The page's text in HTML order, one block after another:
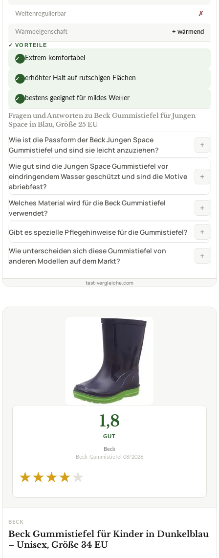
Weitenregulierbar ✗
Wärmeeigenschaft + wärmend
✓ VORTEILE
✓ Extrem komfortabel
✓ erhöhter Halt auf rutschigen Flächen
✓ bestens geeignet für mildes Wetter
Fragen und Antworten zu Beck Gummistiefel für Jungen
Space in Blau, Größe 25 EU
Wie ist die Passform der Beck Jungen Space
Gummistiefel und sind sie leicht anzuziehen?
+
Wie gut sind die Jungen Space Gummistiefel vor
eindringendem Wasser geschützt und sind die Motive
abriebfest?
+
Welches Material wird für die Beck Gummistiefel
verwendet?
+
Gibt es spezielle Pflegehinweise für die Gummistiefel? +
Wie unterscheiden sich diese Gummistiefel von
anderen Modellen auf dem Markt?
+
test-vergleiche.com
1,8
GUT
Beck
Beck-Gummistiefel
08/2026
★★★★★
BECK
Beck Gummistiefel für Kinder in Dunkelblau
– Unisex, Größe 34 EU